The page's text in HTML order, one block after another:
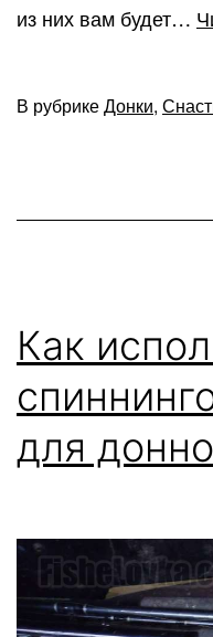
из них вам будет…
В рубрикеДонки,
Как
для